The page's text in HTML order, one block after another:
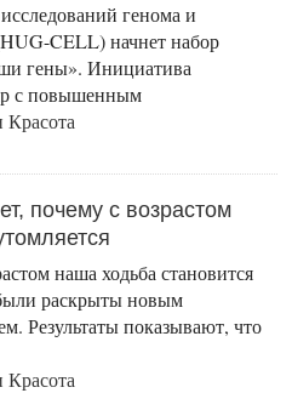
генома и
CELL) начнет набор
гены». Инициатива
с повышенным
Красота
почему с возрастом
наша ходьба становится
раскрыты новым
Результаты показывают, что
Красота